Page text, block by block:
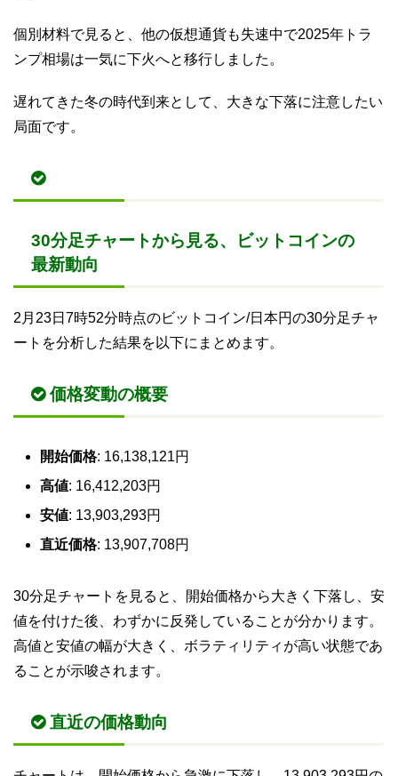
個別材料で見ると、他の仮想通貨も失速中で2025年トラ
ンプ相場は一気に下火へと移行しました。
遅れてきた冬の時代到来として、大きな下落に注意したい
局面です。
30分足チャートから見る、ビットコインの
最新動向
2月23日7時52分時点のビットコイン/日本円の30分足チャ
ートを分析した結果を以下にまとめます。
価格変動の概要
開始価格: 16,138,121円
高値: 16,412,203円
安値: 13,903,293円
直近価格: 13,907,708円
30分足チャートを見ると、開始価格から大きく下落し、安
値を付けた後、わずかに反発していることが分かります。
高値と安値の幅が大きく、ボラティリティが高い状態であ
ることが示唆されます。
直近の価格動向